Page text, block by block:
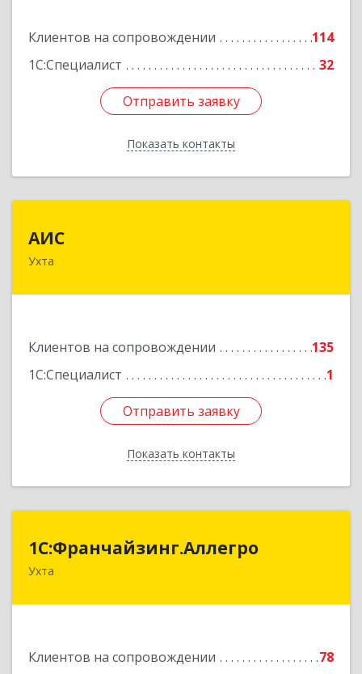
Клиентов на сопровождении
114
1С:Специалист
32
Отправить заявку
Показать контакты
Отправить заявку
Назад
АИС
Ухта
Клиентов на сопровождении
135
1С:Специалист
1
Отправить заявку
Показать контакты
169310, Коми Респ, Ухта г, Первомайская ул.,
Отправить заявку
Назад
1С:Франчайзинг.Аллегро
Ухта
Клиентов на сопровождении
78
1С:Франчайзинг.Аллегро
169304, Коми Респ, Ухта г, Чернова ул, дом №